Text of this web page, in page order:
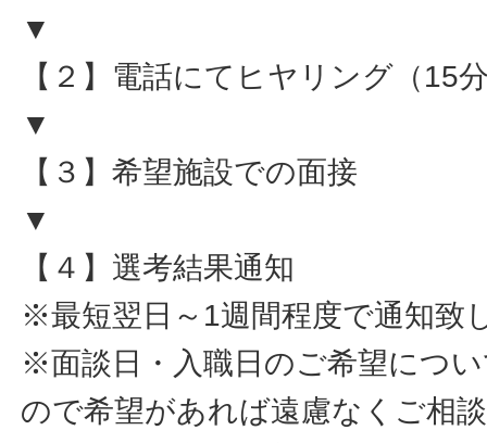
▼
【２】電話にてヒヤリング（15
▼
【３】希望施設での面接
▼
【４】選考結果通知
※最短翌日～1週間程度で通知致
※面談日・入職日のご希望につ
ので希望があれば遠慮なくご相